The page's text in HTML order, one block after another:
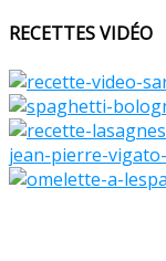
RECETTES VIDÉO